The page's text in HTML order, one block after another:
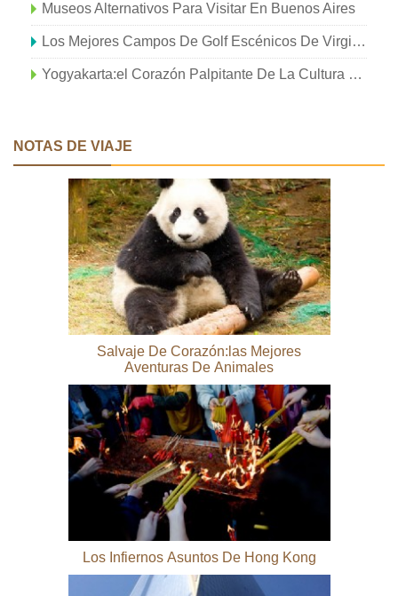
Museos Alternativos Para Visitar En Buenos Aires
Los Mejores Campos De Golf Escénicos De Virginia Para El Otoño
Yogyakarta:el Corazón Palpitante De La Cultura Javanesa
NOTAS DE VIAJE
Salvaje De Corazón:las Mejores
Aventuras De Animales
Los Infiernos Asuntos De Hong Kong